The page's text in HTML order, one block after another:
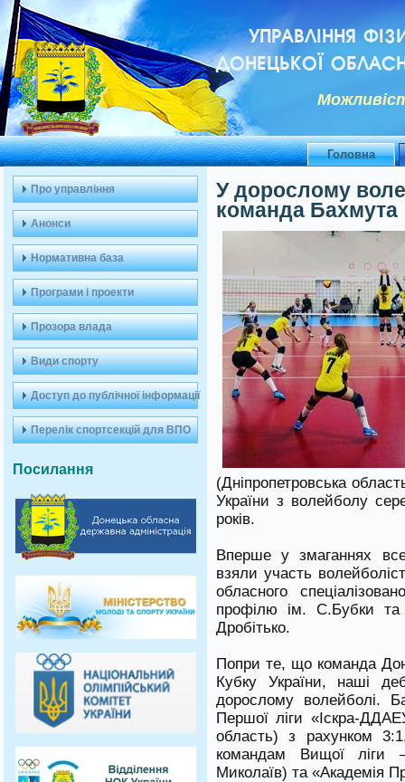
УПРАВЛІННЯ
ДОНЕЦЬКОЇ
Головна
Про управління
Анонси
Нормативна база
Програми і проекти
Прозора влада
Види спорту
Доступ до публічної інформації
Перелік спортсекцій для ВПО
Посилання
У дорослому
команда Бахмута
(Дніпропетровська
України з волейболу
років.
Вперше у змаганнях
взяли участь
обласного
профілю ім. С.Бубки
Дробітько.
Попри те, що команда
Кубку України, наші
дорослому волейболі.
Першої ліги «Іскра-
область) з рахунком
командам Вищої
Миколаїв) та «Академія